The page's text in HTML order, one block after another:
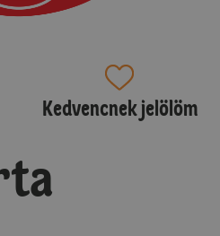
Kedvencnek jelölöm